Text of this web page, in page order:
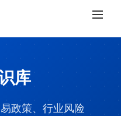
库
政策、行业风险